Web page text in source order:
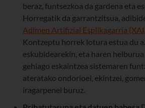
beraz, funtsezkoa da gardena eta
Horregatik da garrantzitsua,
Adimen Artifizial Esplikagarria
Kontzeptu horrek lotura estua du
eskubidearekin, eta haren
gehiago eskaintzea sistemaren
ateratako ondorioei, ekintzei,
iragarpenei buruz.